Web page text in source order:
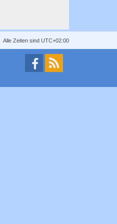
Alle Zeiten sind UTC+02:00